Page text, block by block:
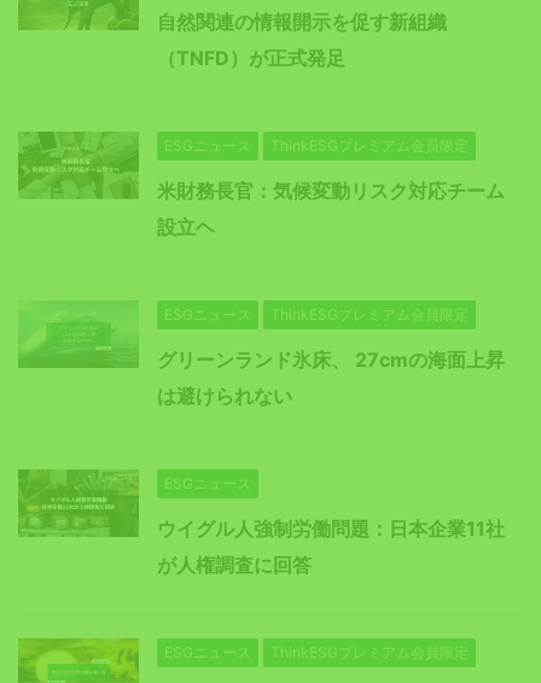
自然関連の情報開示を促す新組織
（TNFD）が正式発足
ESGニュース ThinkESGプレミアム会員限定
米財務長官：気候変動リスク対応チーム
設立ヘ
ESGニュース ThinkESGプレミアム会員限定
グリーンランド氷床、 27cmの海面上昇
は避けられない
ESGニュース
ウイグル人強制労働問題：日本企業11社
が人権調査に回答
ESGニュース ThinkESGプレミアム会員限定